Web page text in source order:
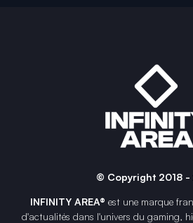
© Copyright 2018 -
INFINITY AREA® est une marque
d'actualités dans l'univers du gaming,